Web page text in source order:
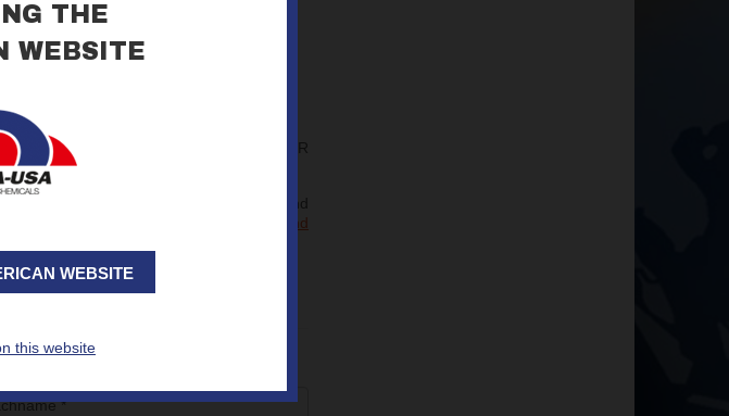
die wichtigste Messe für HVACR
und
Kühlapparate, Heizungssystemen und
THE
WEBSITE
WEBSITE
this website